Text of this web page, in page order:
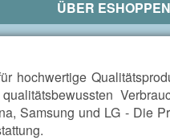
ÜBER ESHOPPEN
hochwertige
Samsung und LG - Die